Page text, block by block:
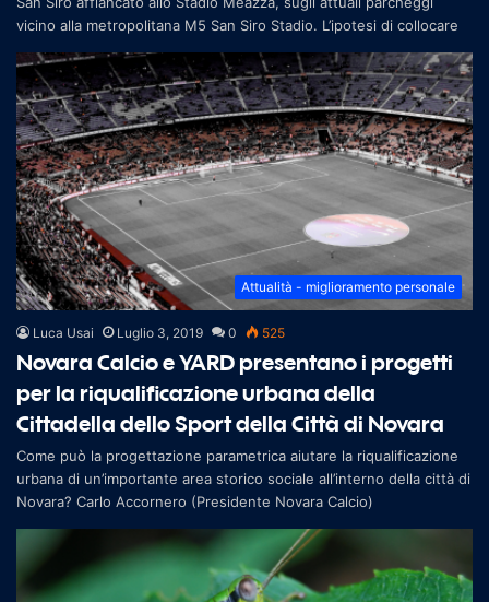
vicino alla metropolitana M5 San Siro Stadio. L’ipotesi di collocare
Attualità - miglioramento personale
Luca Usai Luglio 3, 2019 0 525
Novara Calcio e YARD presentano i progetti
per la riqualificazione urbana della
Cittadella dello Sport della Città di Novara
Come può la progettazione parametrica aiutare la riqualificazione
urbana di un’importante area storico sociale all’interno della città di
Novara? Carlo Accornero (Presidente Novara Calcio)